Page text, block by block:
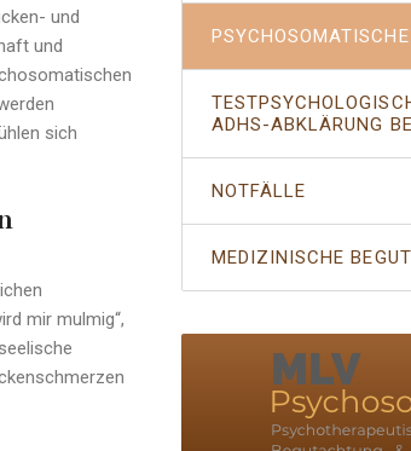
und
und
sich
mir mulmig“,
ADHS-ABKLÄRUNG
NOTFÄLLE
MEDIZINISCHE